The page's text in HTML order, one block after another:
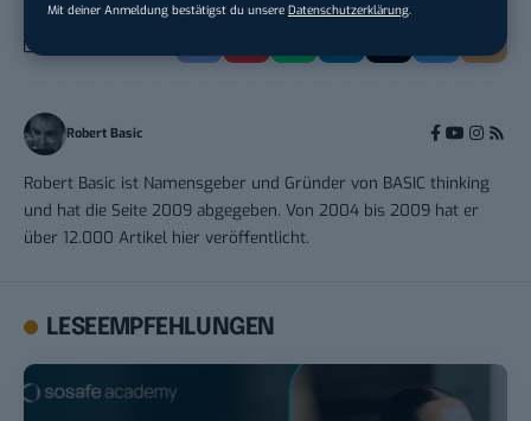
Mit deiner Anmeldung bestätigst du unsere Datenschutzerklärung
Robert Basic
Robert Basic ist Namensgeber und Gründer von BASIC thinking
und hat die Seite 2009 abgegeben. Von 2004 bis 2009 hat er
über 12.000 Artikel hier veröffentlicht.
LESEEMPFEHLUNGEN